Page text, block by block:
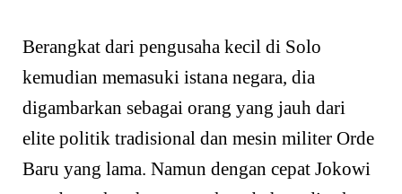
Berangkat dari pengusaha kecil di Solo
kemudian memasuki istana negara, dia
digambarkan sebagai orang yang jauh dari
elite politik tradisional dan mesin militer Orde
Baru yang lama. Namun dengan cepat Jokowi